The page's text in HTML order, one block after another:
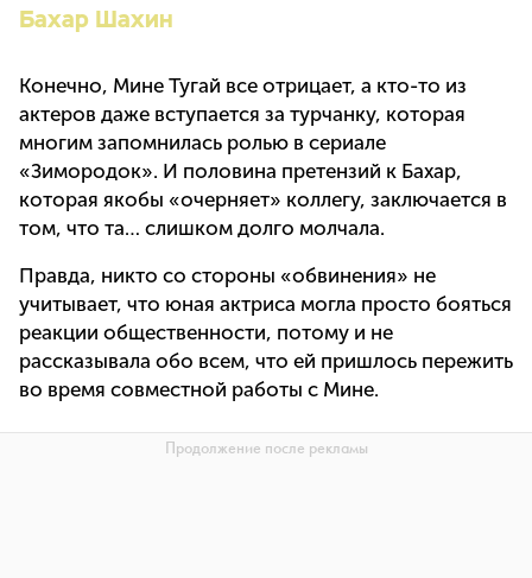
Бахар Шахин
Конечно, Мине Тугай все отрицает, а кто-то из
актеров даже вступается за турчанку, которая
многим запомнилась ролью в сериале
«Зимородок». И половина претензий к Бахар,
которая якобы «очерняет» коллегу, заключается в
том, что та… слишком долго молчала.
Правда, никто со стороны «обвинения» не
учитывает, что юная актриса могла просто бояться
реакции общественности, потому и не
рассказывала обо всем, что ей пришлось пережить
во время совместной работы с Мине.